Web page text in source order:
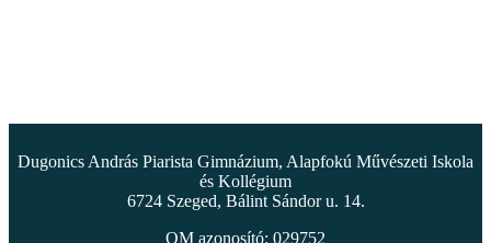
Dugonics András Piarista Gimnázium, Alapfokú Művészeti Iskola
és Kollégium
6724 Szeged, Bálint Sándor u. 14.
OM azonosító: 029752